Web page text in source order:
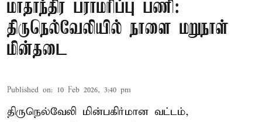
மாதாந்திர பராமரிப்பு பணி:
திருநெல்வேலியில் நாளை மறுநாள்
மின்தடை
Published on: 10 Feb 2026, 3:40 pm
திருநெல்வேலி மின்பகிர்மான வட்டம்,